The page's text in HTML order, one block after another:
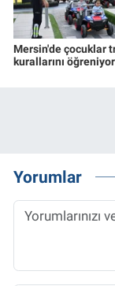
Mersin'de çocuklar
kurallarını öğreniyor
Yorumlar